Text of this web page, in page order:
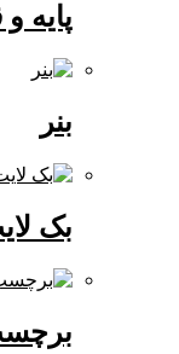
پایه و قاب